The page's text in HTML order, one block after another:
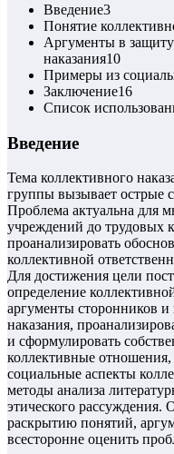
Введение3
Понятие
Аргументы в
наказания10
Примеры из
Заключение16
Список
Введение
Тема коллективного
группы вызывает острые
Проблема актуальна для
учреждений до трудовых
проанализировать
коллективной
Для достижения цели
определение
аргументы сторонников
наказания,
и сформулировать
коллективные
социальные аспекты
методы анализа
этического рассуждения.
раскрытию понятий,
всесторонне оценить